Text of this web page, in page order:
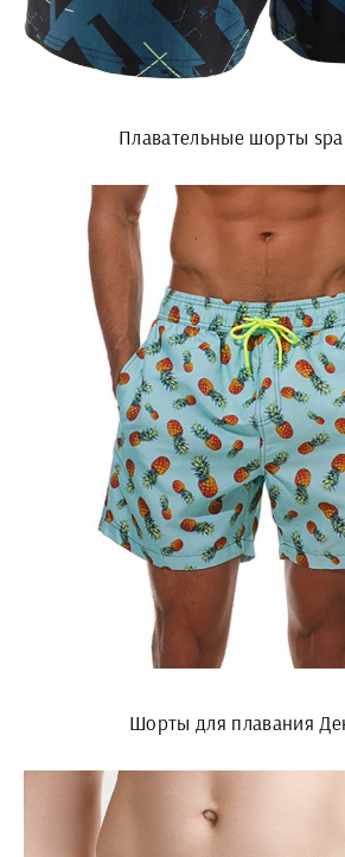
Плавательные шорты
Шорты для плавания